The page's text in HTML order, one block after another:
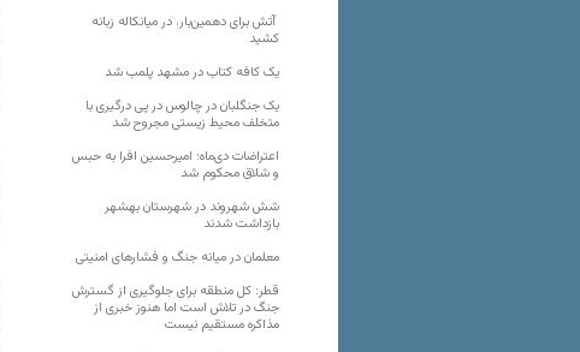
آتش برای دهمین‌بار، در میانکاله زبانه
کشید
یک کافه کتاب در مشهد پلمب شد
یک جنگلبان در چالوس در پی درگیری با
متخلف محیط زیستی مجروح شد
اعتراضات دی‌ماه؛ امیرحسین افرا به حبس
و شلاق محکوم شد
شش شهروند در شهرستان بهشهر
بازداشت شدند
معلمان در میانه جنگ و فشارهای امنیتی
قطر: کل منطقه برای جلوگیری از گسترش
جنگ در تلاش است اما هنوز خبری از
مذاکره مستقیم نیست